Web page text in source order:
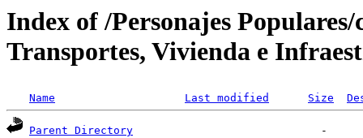
Index of /Personajes
Transportes, Vivienda e
Name Last modified Size
Parent Directory